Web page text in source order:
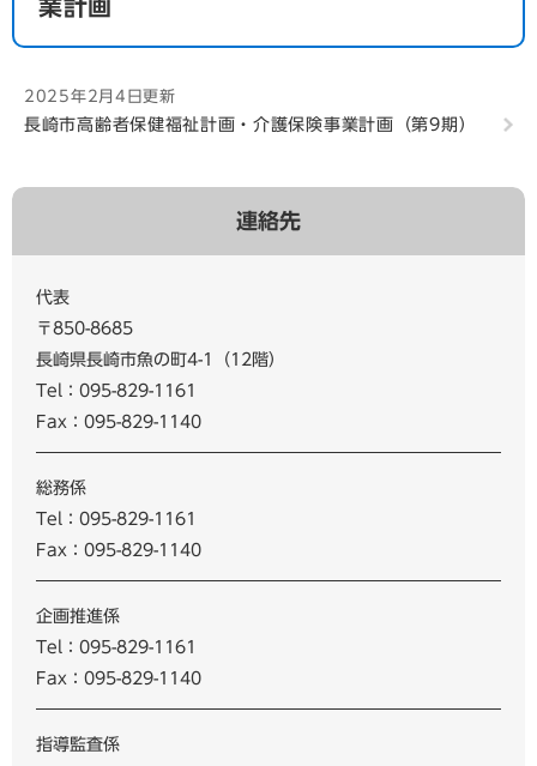
業計画
2025年2月4日更新
長崎市高齢者保健福祉計画・介護保険事業計画（第9期）
連絡先
代表
〒850-8685
長崎県長崎市魚の町4-1（12階）
Tel：095-829-1161
Fax：095-829-1140
総務係
Tel：095-829-1161
Fax：095-829-1140
企画推進係
Tel：095-829-1161
Fax：095-829-1140
指導監査係